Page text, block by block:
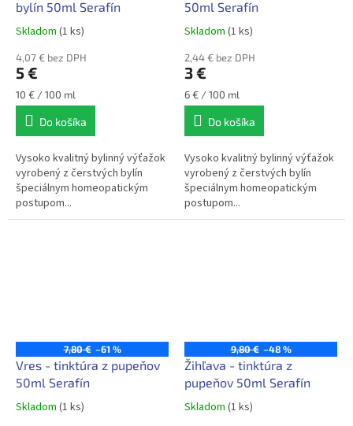
bylín 50ml Serafín
Skladom (1 ks)
4,07 € bez DPH
5 €
Jednotková
cena:
10 € / 100 ml
Do košíka
Vysoko kvalitný bylinný výťažok
vyrobený z čerstvých bylín
špeciálnym homeopatickým
postupom...
50ml Serafín
Skladom (1 ks)
2,44 € bez DPH
3 €
Jednotková
cena:
6 € / 100 ml
Do košíka
Vysoko kvalitný bylinný výťažok
vyrobený z čerstvých bylín
špeciálnym homeopatickým
postupom...
7,80 € –61 %
Vres - tinktúra z pupeňov
50ml Serafín
Skladom (1 ks)
9,80 € –48 %
Žihľava - tinktúra z
pupeňov 50ml Serafín
Skladom (1 ks)